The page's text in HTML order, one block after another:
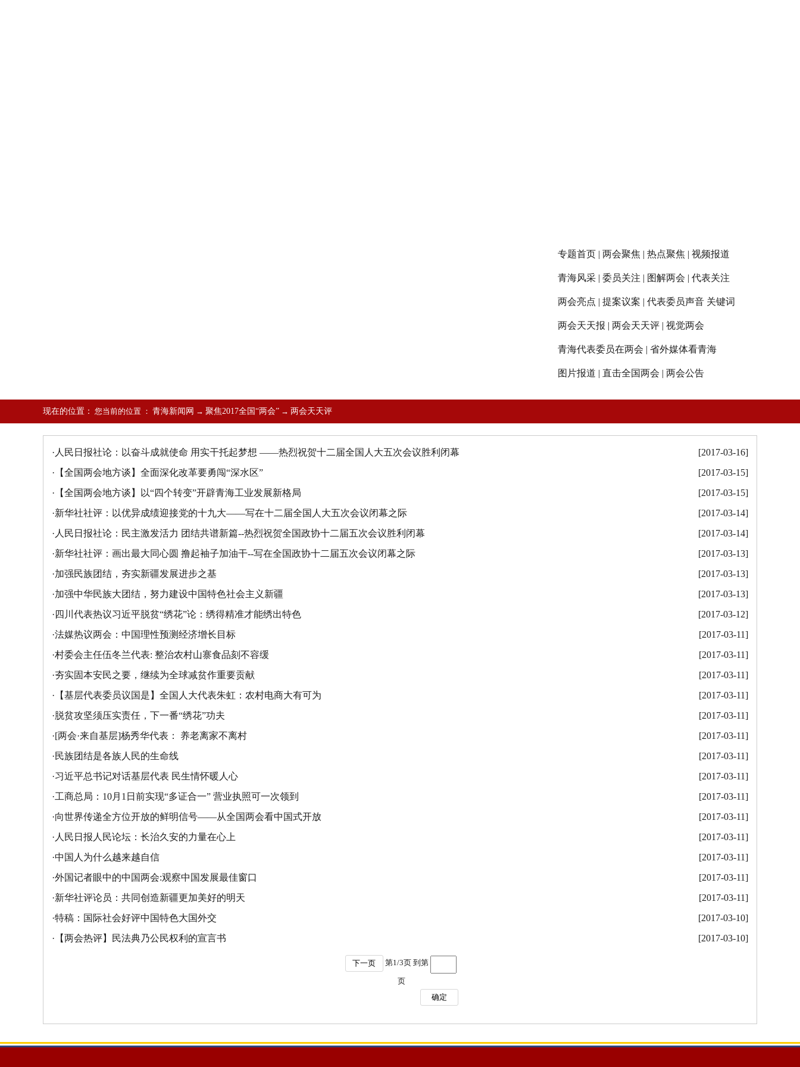
专题首页 | 两会聚焦 | 热点聚焦 | 视频报道
青海风采 | 委员关注 | 图解两会 | 代表关注
两会亮点 | 提案议案 | 代表委员声音 关键词
两会天天报 | 两会天天评 | 视觉两会
青海代表委员在两会 | 省外媒体看青海
图片报道 | 直击全国两会 | 两会公告
现在的位置： 您当前的位置 ： 青海新闻网 → 聚焦2017全国“两会” → 两会天天评
· 人民日报社论：以奋斗成就使命 用实干托起梦想 ——热烈祝贺十二届全国人大五次会议胜利闭幕
[2017-03-16]
· 【全国两会地方谈】全面深化改革要勇闯“深水区”
[2017-03-15]
· 【全国两会地方谈】以“四个转变”开辟青海工业发展新格局
[2017-03-15]
·新华社社评：以优异成绩迎接党的十九大——写在十二届全国人大五次会议闭幕之际
[2017-03-14]
· 人民日报社论：民主激发活力 团结共谱新篇--热烈祝贺全国政协十二届五次会议胜利闭幕
[2017-03-14]
·新华社社评：画出最大同心圆 撸起袖子加油干--写在全国政协十二届五次会议闭幕之际
[2017-03-13]
·加强民族团结，夯实新疆发展进步之基
[2017-03-13]
·加强中华民族大团结，努力建设中国特色社会主义新疆
[2017-03-13]
· 四川代表热议习近平脱贫“绣花”论：绣得精准才能绣出特色
[2017-03-12]
·法媒热议两会：中国理性预测经济增长目标
[2017-03-11]
·村委会主任伍冬兰代表: 整治农村山寨食品刻不容缓
[2017-03-11]
·夯实固本安民之要，继续为全球减贫作重要贡献
[2017-03-11]
· 【基层代表委员议国是】全国人大代表朱虹：农村电商大有可为
[2017-03-11]
·脱贫攻坚须压实责任，下一番“绣花”功夫
[2017-03-11]
·[两会·来自基层]杨秀华代表： 养老离家不离村
[2017-03-11]
·民族团结是各族人民的生命线
[2017-03-11]
·习近平总书记对话基层代表 民生情怀暖人心
[2017-03-11]
·工商总局：10月1日前实现“多证合一” 营业执照可一次领到
[2017-03-11]
·向世界传递全方位开放的鲜明信号——从全国两会看中国式开放
[2017-03-11]
· 人民日报人民论坛：长治久安的力量在心上
[2017-03-11]
·中国人为什么越来越自信
[2017-03-11]
·外国记者眼中的中国两会:观察中国发展最佳窗口
[2017-03-11]
·新华社评论员：共同创造新疆更加美好的明天
[2017-03-11]
·特稿：国际社会好评中国特色大国外交
[2017-03-10]
· 【两会热评】民法典乃公民权利的宣言书 [2017-03-10]
下一页 第1/3页 到第
页
确定